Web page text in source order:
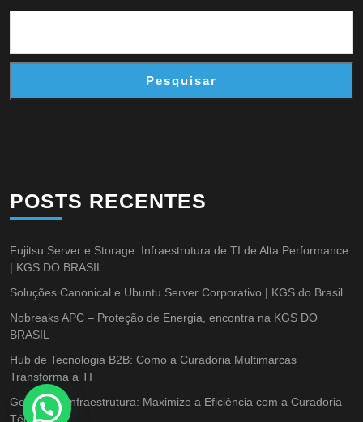
Pesquisar
POSTS RECENTES
Fujitsu Server e Storage: Infraestrutura de TI de Alta Performance
| KGS DO BRASIL
Soluções Canonical e Ubuntu Server Corporativo | KGS do Brasil
Nobreaks APC – Proteção de Energia, encontra na KGS DO
BRASIL
Hub de Tecnologia B2B: Como a Curadoria Multimarcas
Transforma a TI
Gestão de Infraestrutura: Maximize a Eficiência com a Curadoria
Técnica